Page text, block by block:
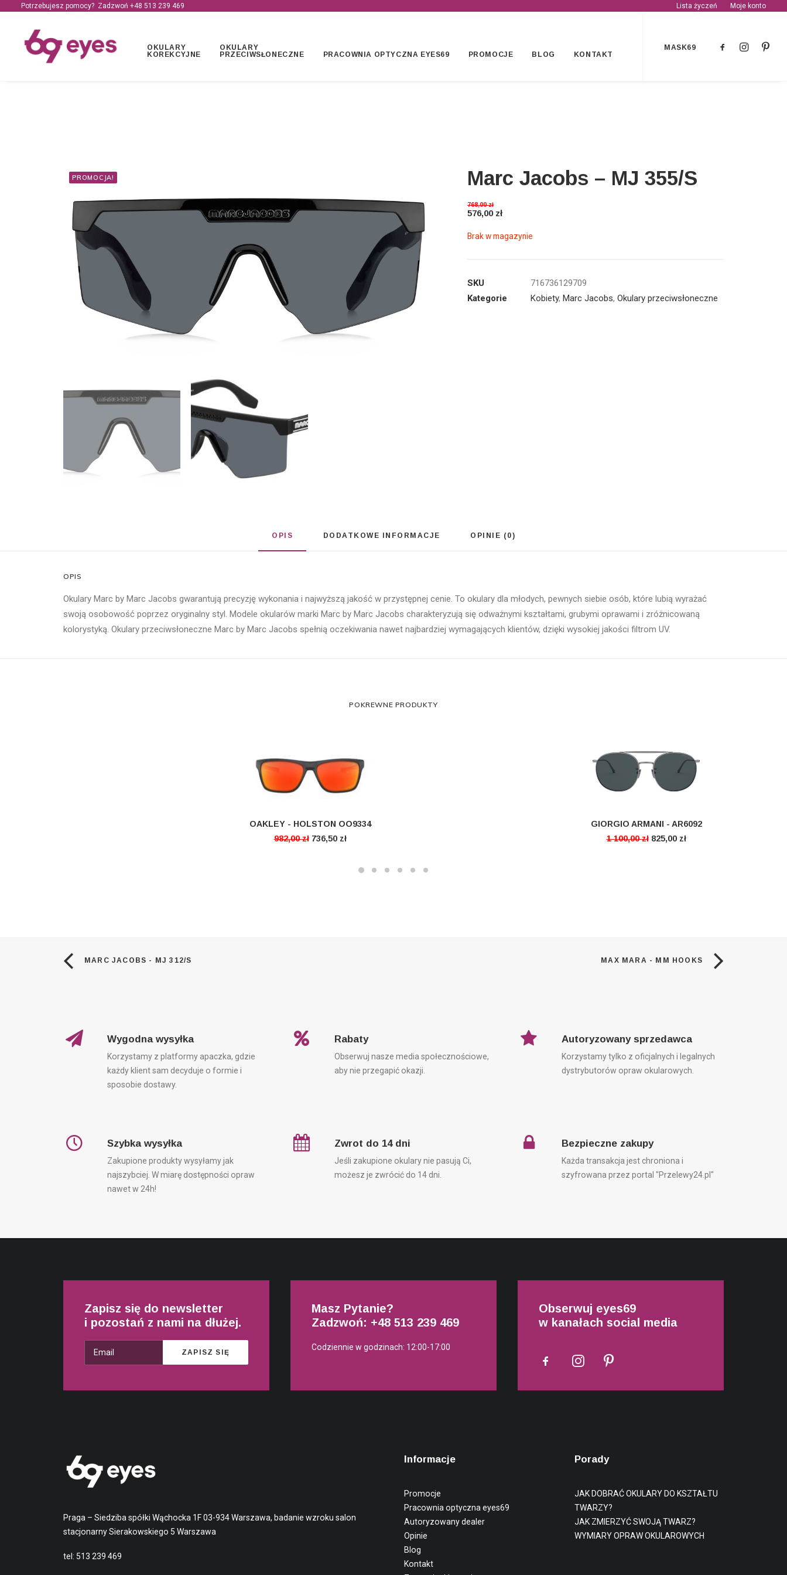
Potrzebujesz pomocy? Zadzwoń +48 513 239 469 Lista życzeń Moje konto
OKULARY
KOREKCYJNE
OKULARY
PRZECIWSŁONECZNE
PRACOWNIA OPTYCZNA EYES69 PROMOCJE BLOG KONTAKT
MASK69
PROMOCJA! Marc Jacobs – MJ 355/S
768,00zł
576,00 zł
Brak w magazynie
SKU
716736129709
Kategorie
Kobiety, Marc Jacobs, Okulary przeciwsłoneczne
OPIS DODATKOWE INFORMACJE OPINIE (0)
OPIS
Okulary Marc by Marc Jacobs gwarantują precyzję wykonania i najwyższą jakość w przystępnej cenie. To okulary dla młodych, pewnych siebie osób, które lubią wyrażać
swoją osobowość poprzez oryginalny styl. Modele okularów marki Marc by Marc Jacobs charakteryzują się odważnymi kształtami, grubymi oprawami i zróżnicowaną
kolorystyką. Okulary przeciwsłoneczne Marc by Marc Jacobs spełnią oczekiwania nawet najbardziej wymagających klientów, dzięki wysokiej jakości filtrom UV.
POKREWNE PRODUKTY
OAKLEY - HOLSTON OO9334
982,00zł 736,50 zł
GIORGIO ARMANI - AR6092
1 100,00zł 825,00 zł
MARC JACOBS - MJ 312/S MAX MARA - MM HOOKS
Wygodna wysyłka
Korzystamy z platformy apaczka, gdzie
każdy klient sam decyduje o formie i
sposobie dostawy.
Rabaty
Obserwuj nasze media społecznościowe,
aby nie przegapić okazji.
Autoryzowany sprzedawca
Korzystamy tylko z oficjalnych i legalnych
dystrybutorów opraw okularowych.
Szybka wysyłka
Zakupione produkty wysyłamy jak
najszybciej. W miarę dostępności opraw
nawet w 24h!
Zwrot do 14 dni
Jeśli zakupione okulary nie pasują Ci,
możesz je zwrócić do 14 dni.
Bezpieczne zakupy
Każda transakcja jest chroniona i
szyfrowana przez portal "Przelewy24.pl"
Zapisz się do newsletter
i pozostań z nami na dłużej.
Masz Pytanie?
Zadzwoń: +48 513 239 469
Codziennie w godzinach: 12:00-17:00
Obserwuj eyes69
w kanałach social media
Praga – Siedziba spółki Wąchocka 1F 03-934 Warszawa, badanie wzroku salon
stacjonarny Sierakowskiego 5 Warszawa
tel: 513 239 469
Informacje
Promocje
Pracownia optyczna eyes69
Autoryzowany dealer
Opinie
Blog
Kontakt
Porady
JAK DOBRAĆ OKULARY DO KSZTAŁTU
TWARZY?
JAK ZMIERZYĆ SWOJĄ TWARZ?
WYMIARY OPRAW OKULAROWYCH